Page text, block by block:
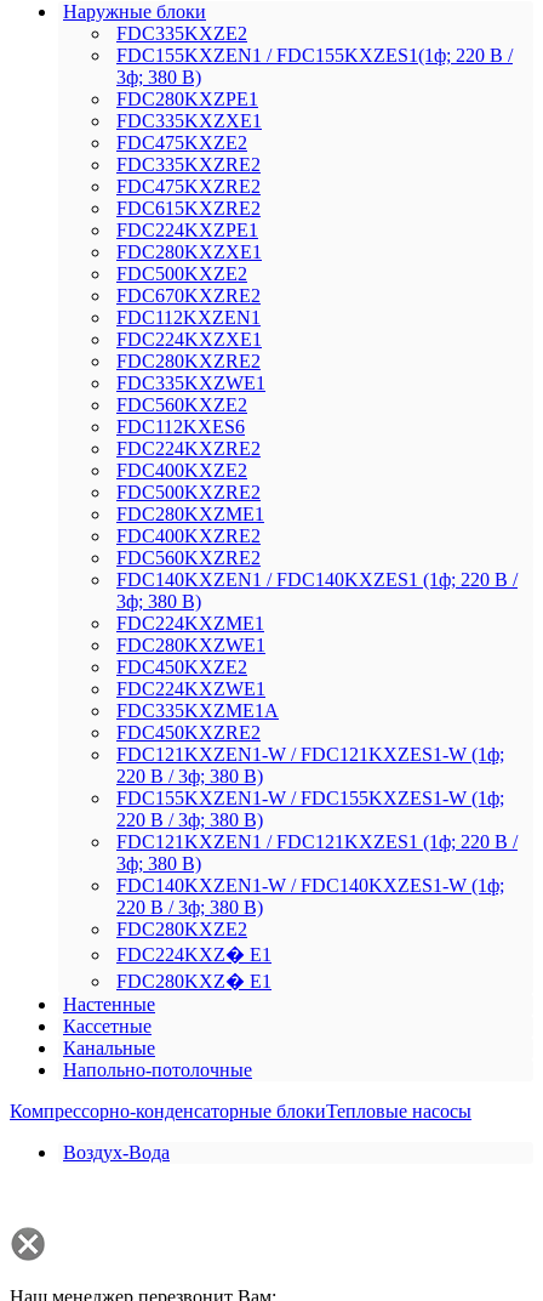
Наружные блоки
FDC335KXZE2
FDC155KXZEN1 / FDC155KXZES1(1ф; 220 В /
3ф; 380 В)
FDC280KXZРE1
FDC335KXZXE1
FDC475KXZE2
FDC335KXZRE2
FDC475KXZRE2
FDC615KXZRE2
FDC224KXZРE1
FDC280KXZXE1
FDC500KXZE2
FDC670KXZRE2
FDC112KXZEN1
FDC224KXZXE1
FDC280KXZRE2
FDC335KXZWE1
FDC560KXZE2
FDC112KXES6
FDC224KXZRE2
FDC400KXZE2
FDC500KXZRE2
FDC280KXZME1
FDC400KXZRE2
FDC560KXZRE2
FDC140KXZEN1 / FDC140KXZES1 (1ф; 220 В /
3ф; 380 В)
FDC224KXZME1
FDC280KXZWE1
FDC450KXZE2
FDC224KXZWE1
FDC335KXZME1A
FDC450KXZRE2
FDC121KXZEN1-W / FDC121KXZES1-W (1ф;
220 В / 3ф; 380 В)
FDC155KXZEN1-W / FDC155KXZES1-W (1ф;
220 В / 3ф; 380 В)
FDC121KXZEN1 / FDC121KXZES1 (1ф; 220 В /
3ф; 380 В)
FDC140KXZEN1-W / FDC140KXZES1-W (1ф;
220 В / 3ф; 380 В)
FDC280KXZE2
FDC224KXZ� E1
FDC280KXZ� E1
Настенные
Кассетные
Канальные
Напольно-потолочные
Компрессорно-конденсаторные блокиТепловые насосы
Воздух-Вода